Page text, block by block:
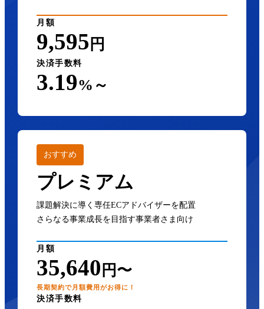
月額
9,595 円
決済手数料
3.19%～
おすすめ
プレミアム
課題解決に導く専任ECアドバイザーを配置
さらなる事業成長を目指す事業者さま向け
月額
35,640 円〜
長期契約で月額費用がお得に！
決済手数料